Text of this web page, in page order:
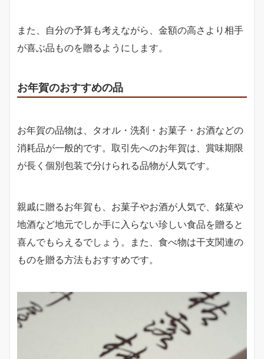
また、自分の予算も考えながら、金額の高さより相手
が喜ぶ品ものを贈るようにします。
お年賀のおすすめの品
お年賀の品物は、タオル・洗剤・お菓子・お酒などの
消耗品が一般的です。取引先へのお年賀は、賞味期限
が長く個別包装で分けられる品物が人気です。
親戚に贈るお年賀も、お菓子やお酒が人気で、銘菓や
地酒など地元でしか手に入らない珍しい食品を贈ると
喜んでもらえるでしょう。また、食べ物は干支関連の
ものを贈る方法もおすすめです。